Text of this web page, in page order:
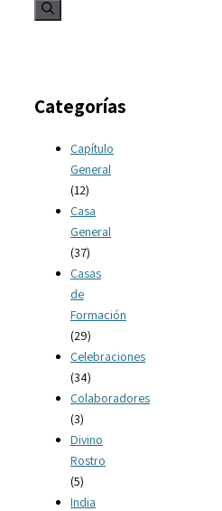
Categorías
Capítulo
General
(12)
Casa
General
(37)
Casas
de
Formación
(29)
Celebraciones
(34)
Colaboradores
(3)
Divino
Rostro
(5)
India